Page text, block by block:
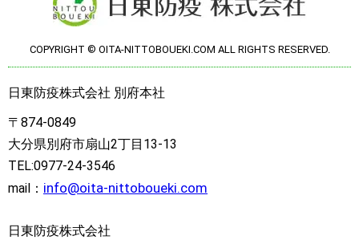
COPYRIGHT © OITA-NITTOBOUEKI.COM ALL RIGHTS RESERVED.
日東防疫株式会社 別府本社
〒874-0849
大分県別府市扇山2丁目13-13
TEL:0977-24-3546
mail： info@oita-nittoboueki.com
日東防疫株式会社